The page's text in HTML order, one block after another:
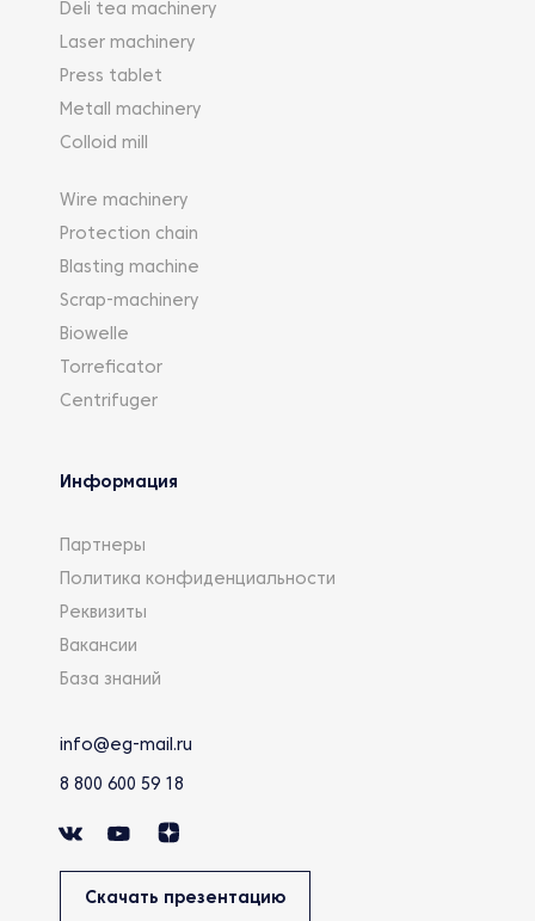
Deli tea machinery
Laser machinery
Press tablet
Metall machinery
Colloid mill
Wire machinery
Protection chain
Blasting machine
Scrap-machinery
Biowelle
Torreficator
Centrifuger
Информация
Партнеры
Политика конфиденциальности
Реквизиты
Вакансии
База знаний
info@eg-mail.ru
8 800 600 59 18
Скачать презентацию